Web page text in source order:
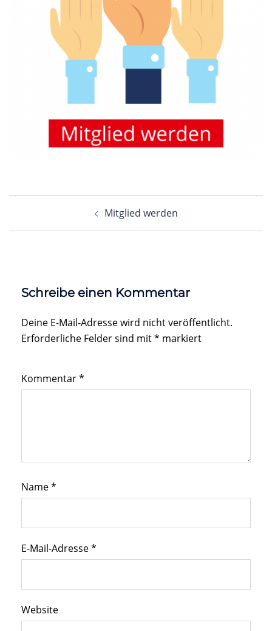
Mitglied werden
Schreibe einen Kommentar
Deine E-Mail-Adresse wird nicht veröffentlicht.
Erforderliche Felder sind mit* markiert
Kommentar*
Name*
E-Mail-Adresse*
Website